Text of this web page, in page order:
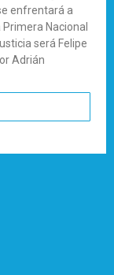
enfrentará a
Nacional
será Felipe
Adrián